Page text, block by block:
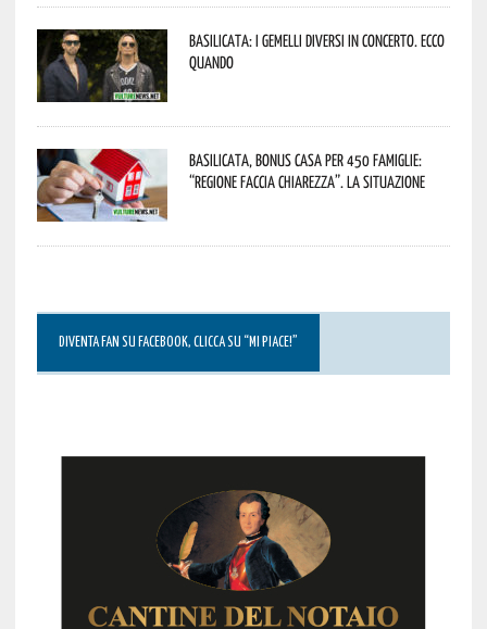
Basilicata: i Gemelli DiVersi in concerto. Ecco
quando
Basilicata, Bonus casa per 450 famiglie:
“Regione faccia chiarezza”. La situazione
DIVENTA FAN SU FACEBOOK, CLICCA SU “MI PIACE!”